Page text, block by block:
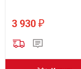
3 930 ₽